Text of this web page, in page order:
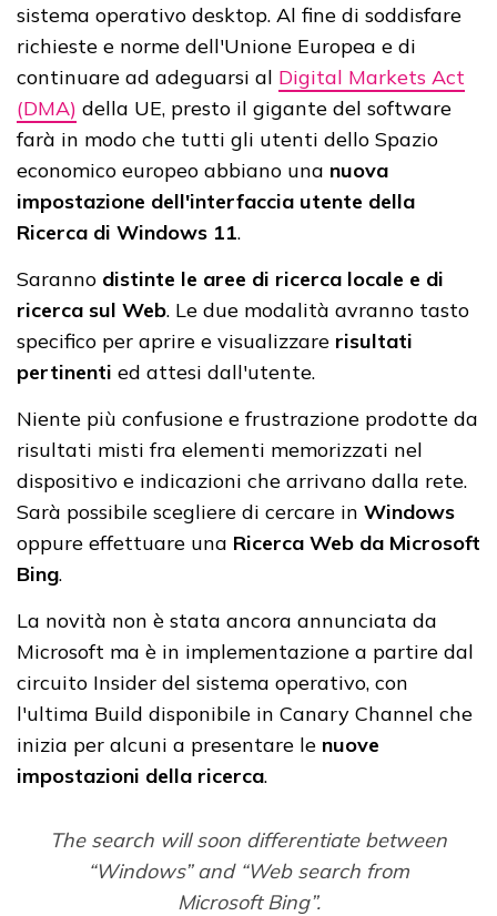
sistema operativo desktop. Al fine di soddisfare
richieste e norme dell'Unione Europea e di
continuare ad adeguarsi al Digital Markets Act
(DMA) della UE, presto il gigante del software
farà in modo che tutti gli utenti dello Spazio
economico europeo abbiano una nuova
impostazione dell'interfaccia utente della
Ricerca di Windows 11.
Saranno distinte le aree di ricerca locale e di
ricerca sul Web. Le due modalità avranno tasto
specifico per aprire e visualizzare risultati
pertinenti ed attesi dall'utente.
Niente più confusione e frustrazione prodotte da
risultati misti fra elementi memorizzati nel
dispositivo e indicazioni che arrivano dalla rete.
Sarà possibile scegliere di cercare in Windows
oppure effettuare una Ricerca Web da Microsoft
Bing.
La novità non è stata ancora annunciata da
Microsoft ma è in implementazione a partire dal
circuito Insider del sistema operativo, con
l'ultima Build disponibile in Canary Channel che
inizia per alcuni a presentare le nuove
impostazioni della ricerca.
The search will soon differentiate between
“Windows” and “Web search from
Microsoft Bing”.